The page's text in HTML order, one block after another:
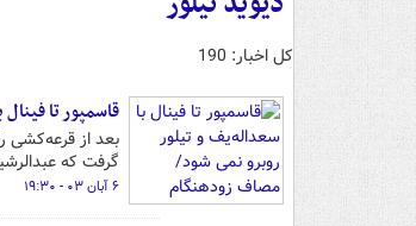
کل اخبار: 190
قاسمپور تا
بعد از قرعه‌کشی
گرفت که
۶ آبان ۰۳ - ۱۹:۳۰